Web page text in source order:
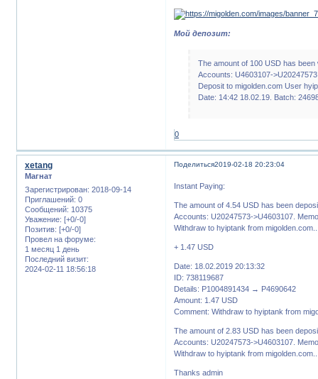
Мой депозит:
The amount of 100 USD has
Accounts: U4603107-
Deposit to migolden.com User
Date: 14:42 18.02.19. Batch:
0
Поделиться2019-02-18 20:23:04
xetang
Магнат
Зарегистрирован: 2018-09-14
Приглашений: 0
Сообщений: 10375
Уважение: [+0/-0]
Позитив: [+0/-0]
Провел на форуме:
1 месяц 1 день
Последний визит:
2024-02-11 18:56:18
Instant Paying:
The amount of 4.54 USD has been
Accounts: U20247573->U4603107.
Withdraw to hyiptank from
+ 1.47 USD
Date: 18.02.2019 20:13:32
ID: 738119687
Details: P1004891434 → P4690642
Amount: 1.47 USD
Comment: Withdraw to hyiptank from
The amount of 2.83 USD has been
Accounts: U20247573->U4603107.
Withdraw to hyiptank from
Thanks admin